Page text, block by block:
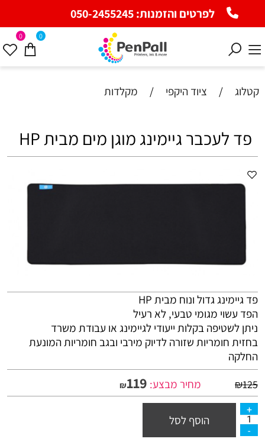
לפרטים והזמנות:050-2455245
0 0
קטלוג / ציוד היקפי / מקלדות
פד לעכבר גיימינג מוגן מים מבית HP
פד גיימינג גדול ונוח מבית HP
הפד עשוי מגומי טבעי, לא רעיל
ניתן לשטיפה בקלות ייעודי לגיימינג או עבודת משרד
בחזית חומריות שזורה לדיוק מירבי ובגב חומריות המונעת
החלקה
₪125 מחיר מבצע: ₪119
הוסף לסל